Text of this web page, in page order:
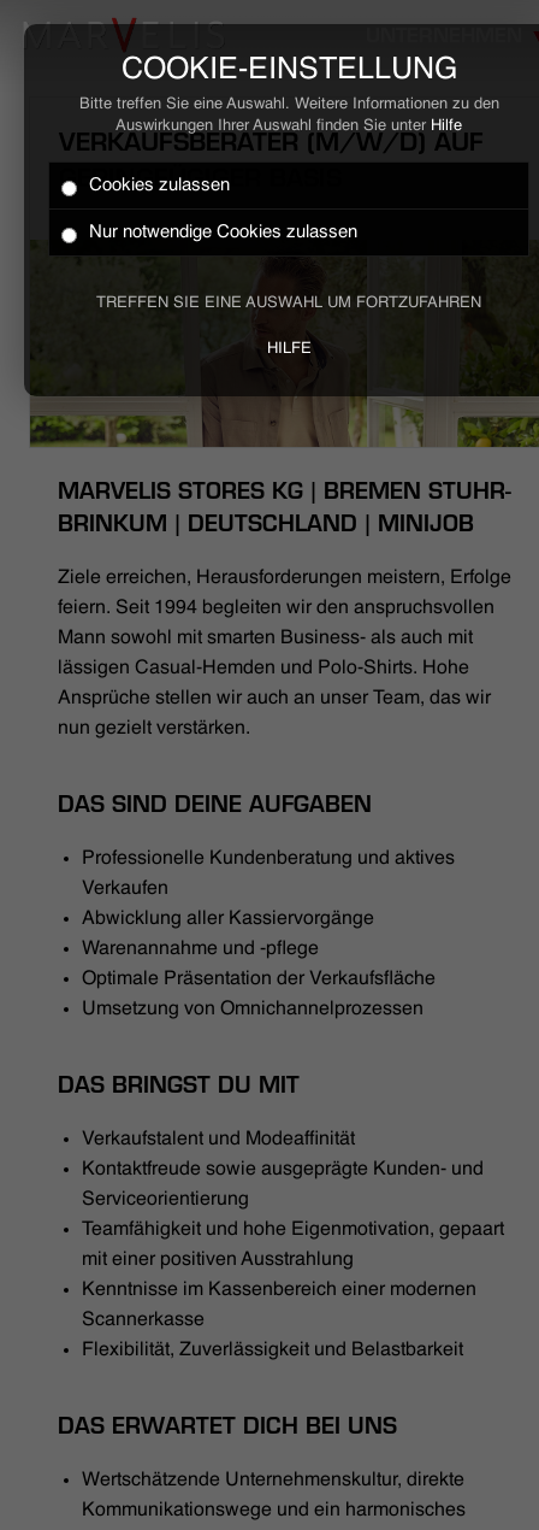
COOKIE-EINSTELLUNG
Bitte treffen Sie eine Auswahl. Weitere Informationen zu den
Auswirkungen Ihrer Auswahl finden Sie unter Hilfe
Cookies zulassen
Nur notwendige Cookies zulassen
TREFFEN SIE EINE AUSWAHL UM FORTZUFAHREN
HILFE
HOME
STELLENANGEBOTE
NACHHALTIGKEIT
VERKAUFSBERATER (M/W/D) AUF
GERINGFÜGIGER BASIS
MARVELIS STORES KG | BREMEN STUHR-
BRINKUM | DEUTSCHLAND | MINIJOB
Ziele erreichen, Herausforderungen meistern, Erfolge
feiern. Seit 1994 begleiten wir den anspruchsvollen
Mann sowohl mit smarten Business- als auch mit
lässigen Casual-Hemden und Polo-Shirts. Hohe
Ansprüche stellen wir auch an unser Team, das wir
nun gezielt verstärken.
DAS SIND DEINE AUFGABEN
Professionelle Kundenberatung und aktives
Verkaufen
Abwicklung aller Kassiervorgänge
Warenannahme und -pflege
Optimale Präsentation der Verkaufsfläche
Umsetzung von Omnichannelprozessen
DAS BRINGST DU MIT
Verkaufstalent und Modeaffinität
Kontaktfreude sowie ausgeprägte Kunden- und
Serviceorientierung
Teamfähigkeit und hohe Eigenmotivation, gepaart
mit einer positiven Ausstrahlung
Kenntnisse im Kassenbereich einer modernen
Scannerkasse
Flexibilität, Zuverlässigkeit und Belastbarkeit
DAS ERWARTET DICH BEI UNS
Wertschätzende Unternehmenskultur, direkte
Kommunikationswege und ein harmonisches